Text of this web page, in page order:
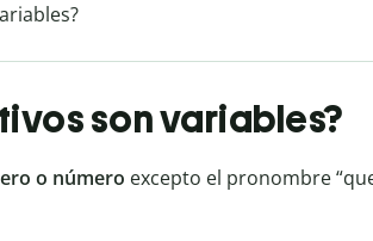
son variables?
o número excepto el pronombre